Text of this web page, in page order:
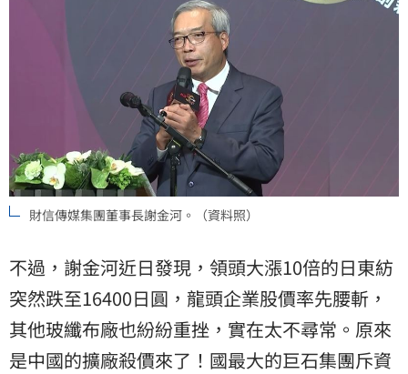
財信傳媒集團董事長謝金河。（資料照）
不過，謝金河近日發現，領頭大漲10倍的日東紡
突然跌至16400日圓，龍頭企業股價率先腰斬，
其他玻纖布廠也紛紛重挫，實在太不尋常。原來
是中國的擴廠殺價來了！國最大的巨石集團斥資